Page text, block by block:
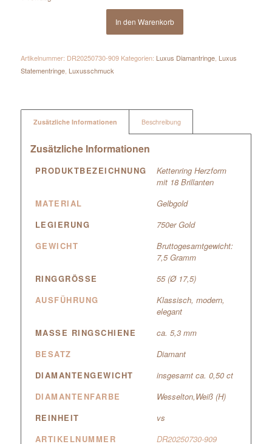
In den Warenkorb
Artikelnummer: DR20250730-909 Kategorien: Luxus Diamantringe, Luxus
Statementringe, Luxusschmuck
Zusätzliche Informationen Beschreibung
Zusätzliche Informationen
PRODUKTBEZEICHNUNG
Kettenring Herzform
mit 18 Brillanten
MATERIAL
Gelbgold
LEGIERUNG
750er Gold
GEWICHT
Bruttogesamtgewicht:
7,5 Gramm
RINGGRÖSSE
55 (Ø 17,5)
AUSFÜHRUNG
Klassisch, modern,
elegant
MASSE RINGSCHIENE
ca. 5,3 mm
BESATZ
Diamant
DIAMANTENGEWICHT
insgesamt ca. 0,50 ct
DIAMANTENFARBE
Wesselton,Weiß (H)
REINHEIT
vs
ARTIKELNUMMER
DR20250730-909